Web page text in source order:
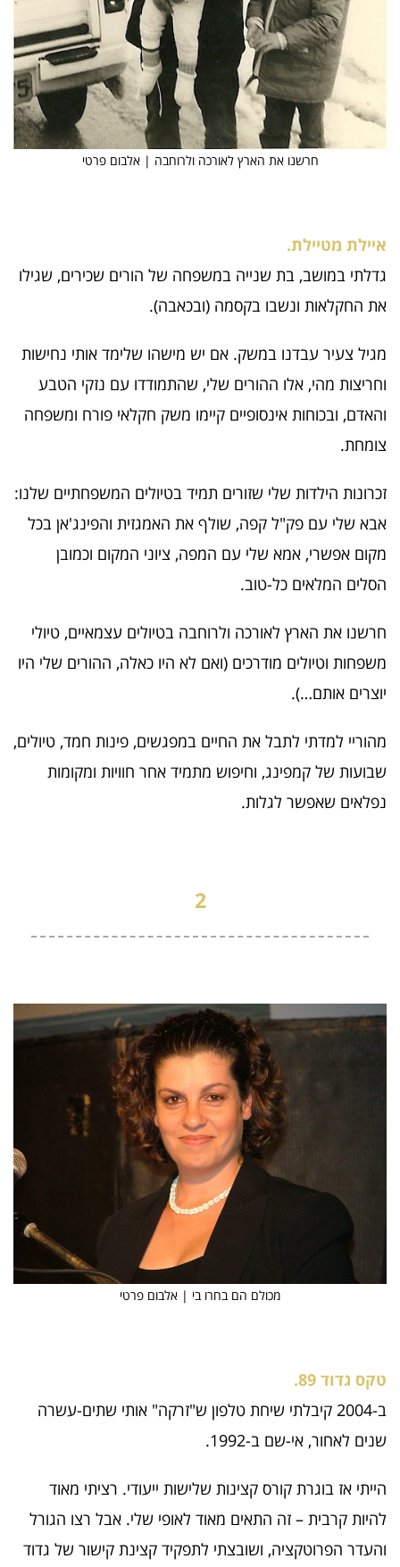
חרשנו את הארץ לאורכה ולרוחבה | אלבום פרטי
איילת מטיילת.
גדלתי במושב, בת שנייה במשפחה של הורים שכירים, שגילו
את החקלאות ונשבו בקסמה (ובכאבה).
מגיל צעיר עבדנו במשק. אם יש מישהו שלימד אותי נחישות
וחריצות מהי, אלו ההורים שלי, שהתמודדו עם נזקי הטבע
והאדם, ובכוחות אינסופיים קיימו משק חקלאי פורח ומשפחה
צומחת.
זכרונות הילדות שלי שזורים תמיד בטיולים המשפחתיים שלנו:
אבא שלי עם פק"ל קפה, שולף את האמגזית והפינג'אן בכל
מקום אפשרי, אמא שלי עם המפה, ציוני המקום וכמובן
הסלים המלאים כל-טוב.
חרשנו את הארץ לאורכה ולרוחבה בטיולים עצמאיים, טיולי
משפחות וטיולים מודרכים (ואם לא היו כאלה, ההורים שלי היו
יוצרים אותם…).
מהוריי למדתי לתבל את החיים במפגשים, פינות חמד, טיולים,
שבועות של קמפינג, וחיפוש מתמיד אחר חוויות ומקומות
נפלאים שאפשר לגלות.
2
מכולם הם בחרו בי | אלבום פרטי
טקס גדוד 89.
ב-2004 קיבלתי שיחת טלפון ש"זרקה" אותי שתים-עשרה
שנים לאחור, אי-שם ב-1992.
הייתי אז בוגרת קורס קצינות שלישות ייעודי. רציתי מאוד
להיות קרבית – זה התאים מאוד לאופי שלי. אבל רצו הגורל
והעדר הפרוטקציה, ושובצתי לתפקיד קצינת קישור של גדוד